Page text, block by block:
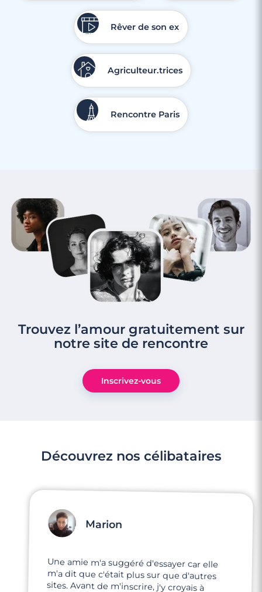
Malmaison
Rêver de son ex
Agriculteur.trices
Rencontre Paris
Trouvez l’amour gratuitement sur
notre site de rencontre
Inscrivez-vous
Découvrez nos célibataires
Marion
Une amie m'a suggéré d'essayer car elle
m'a dit que c'était plus sur que d'autres
sites. Avant de m'inscrire, j'y croyais à
moitié, très vite j'ai fait plusieurs